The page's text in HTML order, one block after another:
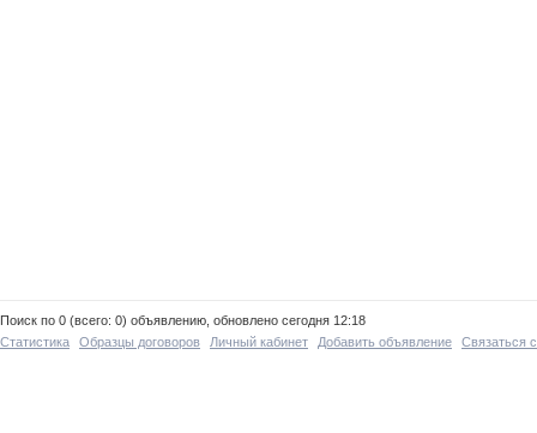
Поиск по 0 (всего: 0) объявлению, обновлено сегодня 12:18
Статистика
Образцы договоров Личный кабинет Добавить объявление Связаться